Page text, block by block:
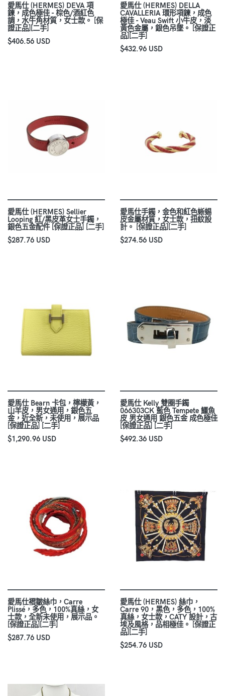
愛馬仕 (HERMES) DEVA 項
鍊，成色極佳 - 棕色/酒紅色
調，水牛角材質，女士款。 [保
證正品][二手]
$406.56 USD
愛馬仕 (HERMES) DELLA
CAVALLERIA 環形項鍊，成色
極佳 - Veau Swift 小牛皮，淡
黃色金屬，銀色吊墜。 [保證正
品][二手]
$432.96 USD
愛馬仕 (HERMES) Sellier
Looping 紅/黑皮革女士手鐲，
銀色五金配件 [保證正品] [二手]
$287.76 USD
愛馬仕手鐲，金色和紅色蜥蜴
皮金屬材質，女士款，扭紋設
計。 [保證正品][二手]
$274.56 USD
愛馬仕 Bearn 卡包，檸檬黃，
山羊皮，男女通用，銀色五
金，近全新，未使用，展示品
[保證正品] [二手]
$1,290.96 USD
愛馬仕 Kelly 雙圈手鐲
066303CK 藍色 Tempete 鱷魚
皮 男女通用 銀色五金 成色極佳
[保證正品] [二手]
$492.36 USD
愛馬仕褶皺絲巾，Carre
Plissé，多色，100%真絲，女
士款，全新未使用，展示品。
[保證正品][二手]
$287.76 USD
愛馬仕 (HERMES) 絲巾，
Carre 90，黑色，多色，100%
真絲，女士款，CATY 設計，古
埃及風格，品相極佳。 [保證正
品][二手]
$254.76 USD